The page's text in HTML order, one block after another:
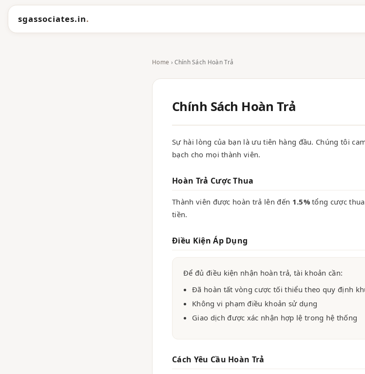
sgassociates.in.
Home › Chính Sách Hoàn Trả
Chính Sách Hoàn Trả
Sự hài lòng của bạn là ưu tiên hàng đầu. Chúng tôi
bạch cho mọi thành viên.
Hoàn Trả Cược Thua
Thành viên được hoàn trả lên đến 1.5%tổng cược
tiền.
Điều Kiện Áp Dụng
Để đủ điều kiện nhận hoàn trả, tài khoản cần:
Đã hoàn tất vòng cược tối thiểu theo quy định
Không vi phạm điều khoản sử dụng
Giao dịch được xác nhận hợp lệ trong hệ thống
Cách Yêu Cầu Hoàn Trả